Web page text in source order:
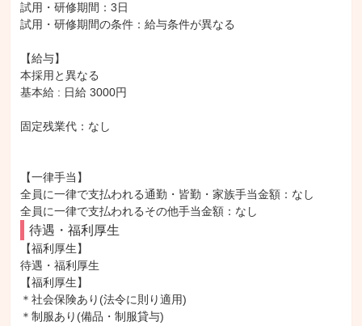
試用・研修期間：3日
試用・研修期間の条件：給与条件が異なる
【給与】
本採用と異なる
基本給 : 日給 3000円
固定残業代：なし
【一律手当】
全員に一律で支払われる通勤・皆勤・家族手当金額：なし
待遇・福利厚生
【福利厚生】
待遇・福利厚生
【福利厚生】
＊社会保険あり(法令に則り適用)
＊制服あり(備品・制服貸与)